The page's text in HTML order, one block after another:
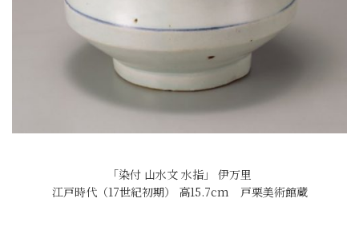
「染付 山水文 水指」 伊万里
江戸時代（17世紀初期） 高15.7cm 戸栗美術館蔵